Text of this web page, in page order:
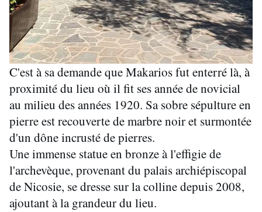
C'est à sa demande que Makarios fut enterré là, à
proximité du lieu où il fit ses année de novicial
au milieu des années 1920. Sa sobre sépulture en
pierre est recouverte de marbre noir et surmontée
d'un dône incrusté de pierres.
Une immense statue en bronze à l'effigie de
l'archevèque, provenant du palais archiépiscopal
de Nicosie, se dresse sur la colline depuis 2008,
ajoutant à la grandeur du lieu.